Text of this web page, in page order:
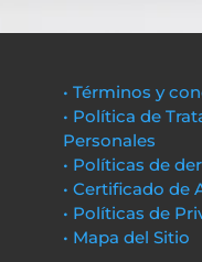
• Términos y
• Política de
Personales
• Políticas de
• Certificado de
• Políticas de
• Mapa del Sitio